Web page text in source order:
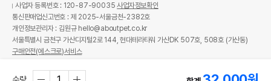
사업자 등록번호 : 120-87-90035사업자정보확인
통신판매업신고번호 : 제 2025-서울금천-2382호
개인정보관리자 : 김원규 hello@aboutpet.co.kr
서울특별시 금천구 가산디지털2로 144, 현대테라타워 가산DK 507호, 508호 (가산동)
구매안전(에스크로)서비스